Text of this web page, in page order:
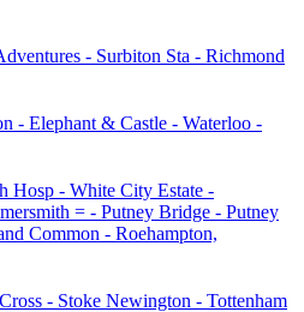
- Surbiton Sta - Richmond
- Elephant & Castle - Waterloo -
Hosp - White City Estate -
= - Putney Bridge - Putney
Common - Roehampton,
- Stoke Newington - Tottenham